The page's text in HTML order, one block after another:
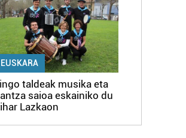
EUSKARA
taldeak musika eta
saioa eskainiko du
Lazkaon